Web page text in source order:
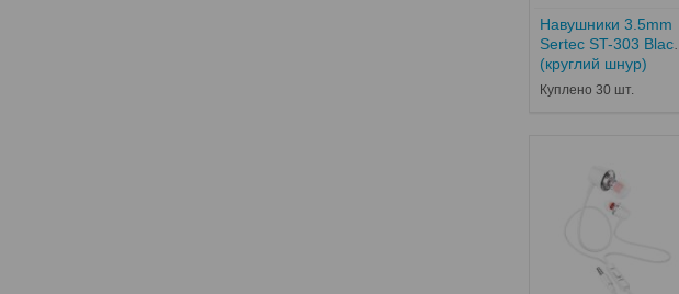
Навушники 3.5mm
Sertec ST-303 Black
(круглий шнур)
Куплено 30 шт.